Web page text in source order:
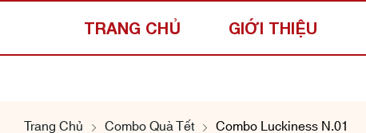
TRANG CHỦ GIỚI THIỆU
Trang Chủ Combo Quà Tết Combo Luckiness N.01